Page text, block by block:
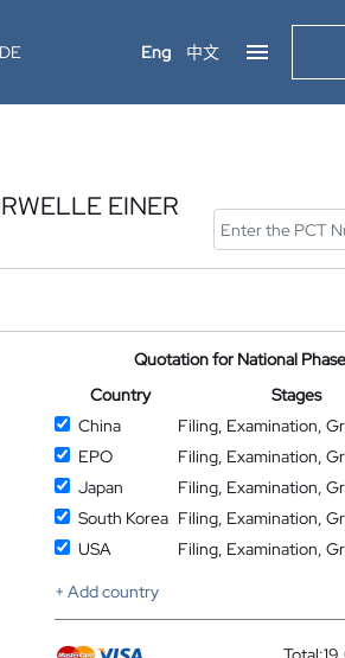
Eng 中文
EINER
Quotation for National
Country
Stages
China
Filing, Examination,
EPO
Filing, Examination,
Japan
Filing, Examination,
South Korea Filing, Examination,
USA
Filing, Examination,
+ Add country